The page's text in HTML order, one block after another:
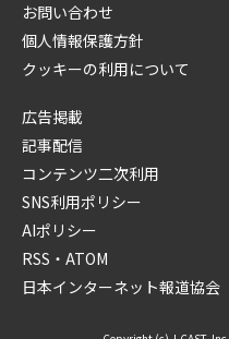
お問い合わせ
個人情報保護方針
クッキーの利用について
広告掲載
記事配信
コンテンツ二次利用
SNS利用ポリシー
AIポリシー
RSS・ATOM
日本インターネット報道協会